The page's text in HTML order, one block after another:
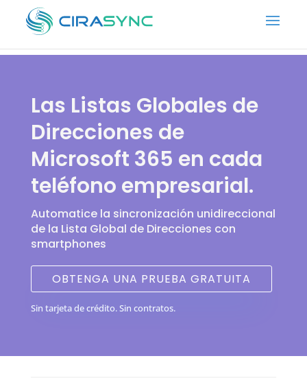
Las Listas Globales de
Direcciones de
Microsoft 365 en cada
teléfono empresarial.
Automatice la sincronización unidireccional
de la Lista Global de Direcciones con
smartphones
OBTENGA UNA PRUEBA GRATUITA
Sin tarjeta de crédito. Sin contratos.